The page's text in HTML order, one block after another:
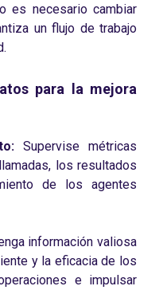
es necesario cambiar
un flujo de trabajo
para la mejora
Supervise métricas
los resultados
de los agentes
información valiosa
y la eficacia de los
e impulsar